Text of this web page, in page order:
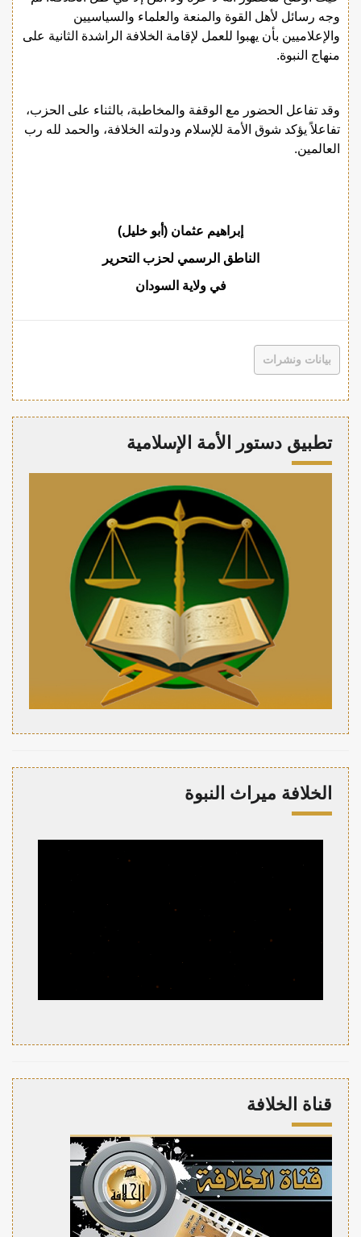
وجه رسائل لأهل القوة والمنعة والعلماء والسياسيين
والإعلاميين بأن يهبوا للعمل لإقامة الخلافة الراشدة الثانية على
منهاج النبوة.
وقد تفاعل الحضور مع الوقفة والمخاطبة، بالثناء على الحزب،
تفاعلاً يؤكد شوق الأمة للإسلام ودولته الخلافة، والحمد لله رب
العالمين.
إبراهيم عثمان (أبو خليل)
الناطق الرسمي لحزب التحرير
في ولاية السودان
بيانات ونشرات
تطبيق دستور الأمة الإسلامية
الخلافة ميراث النبوة
قناة الخلافة